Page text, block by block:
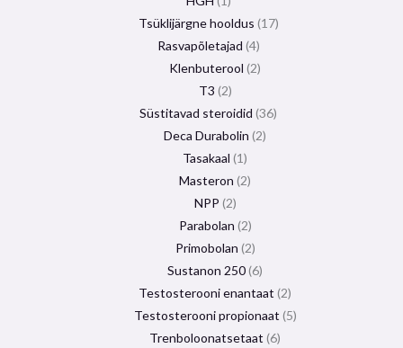
Tsüklijärgne hooldus 17
Rasvapõletajad 4
Klenbuterool 2
T3 2
Süstitavad steroidid 36
Deca Durabolin 2
Tasakaal 1
Masteron 2
NPP 2
Parabolan 2
Primobolan 2
Sustanon 250 6
Testosterooni enantaat 2
Testosterooni propionaat 5
Trenboloonatsetaat 6